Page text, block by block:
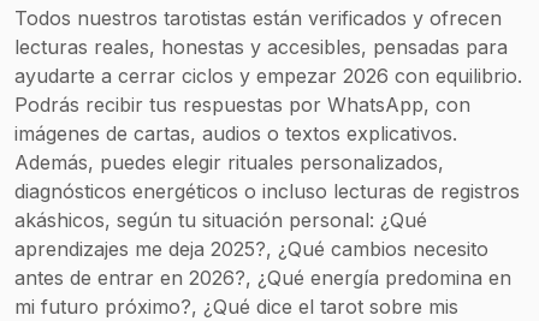
Todos nuestros tarotistas están verificados y ofrecen
lecturas reales, honestas y accesibles, pensadas para
ayudarte a cerrar ciclos y empezar 2026 con equilibrio.
Podrás recibir tus respuestas por WhatsApp, con
imágenes de cartas, audios o textos explicativos.
Además, puedes elegir rituales personalizados,
diagnósticos energéticos o incluso lecturas de registros
akáshicos, según tu situación personal: ¿Qué
aprendizajes me deja 2025?, ¿Qué cambios necesito
antes de entrar en 2026?, ¿Qué energía predomina en
mi futuro próximo?, ¿Qué dice el tarot sobre mis